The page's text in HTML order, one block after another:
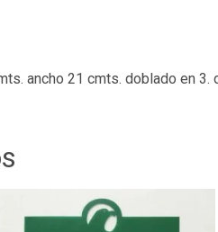
ancho 21 cmts. doblado en